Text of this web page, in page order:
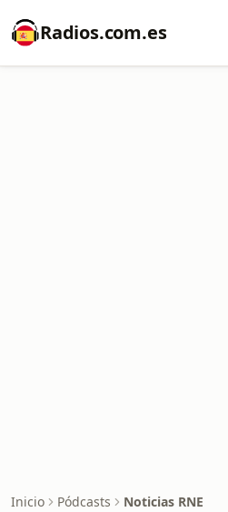
Radios.com.es
Inicio Pódcasts Noticias RNE